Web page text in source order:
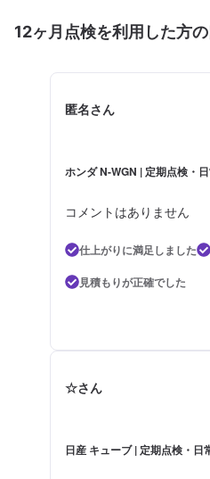
12ヶ月点検を利用した方の
匿名さん
ホンダ N-WGN | 定期点検・
コメントはありません
仕上がりに満足しました
見積もりが正確でした
☆さん
日産 キューブ | 定期点検・日